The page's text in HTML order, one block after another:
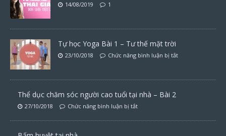
14/08/2019 1
Tự học Yoga Bài 1 – Tư thế mặt trời
23/10/2018 Chức năng bình luận bị tắt
Thể dục chăm sóc người cao tuổi tại nhà – Bài 2
27/10/2018 Chức năng bình luận bị tắt